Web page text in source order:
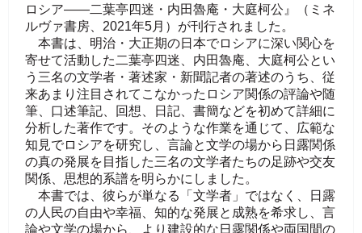
ロシア——二葉亭四迷・内田魯庵・大庭柯公』（ミネ
ルヴァ書房、2021年5月）が刊行されました。
本書は、明治・大正期の日本でロシアに深い関心を
寄せて活動した二葉亭四迷、内田魯庵、大庭柯公とい
う三名の文学者・著述家・新聞記者の著述のうち、従
来あまり注目されてこなかったロシア関係の評論や随
筆、口述筆記、回想、日記、書簡などを初めて詳細に
分析した著作です。そのような作業を通じて、広範な
知見でロシアを研究し、言論と文学の場から日露関係
の真の発展を目指した三名の文学者たちの足跡や交友
関係、思想的系譜を明らかにしました。
本書では、彼らが単なる「文学者」ではなく、日露
の人民の自由や幸福、知的な発展と成熟を希求し、言
論や文学の場から、より建設的な日露関係や両国間の